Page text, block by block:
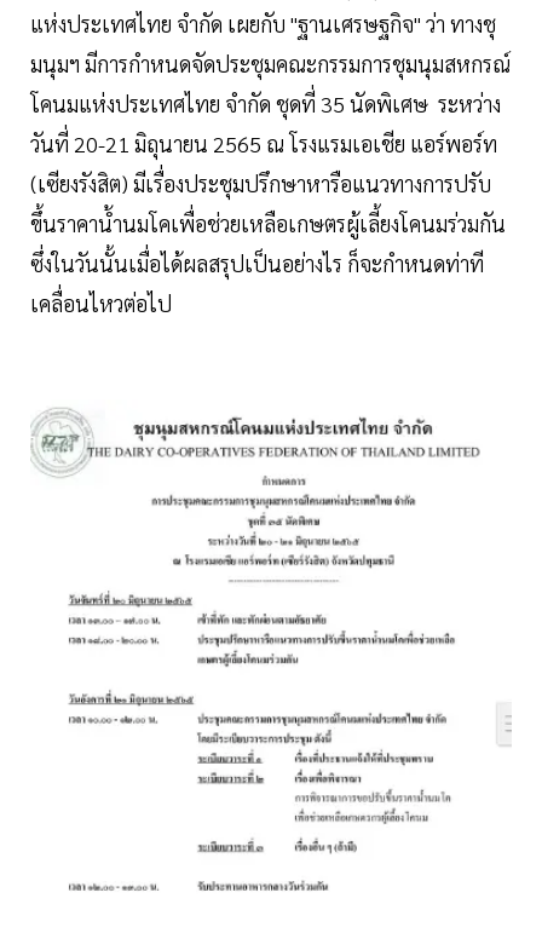
แห่งประเทศไทย จำกัด เผยกับ "ฐานเศรษฐกิจ" ว่า ทางชุ
มนุมฯ มีการกำหนดจัดประชุมคณะกรรมการชุมนุมสหกรณ์
โคนมแห่งประเทศไทย จำกัด ชุดที่ 35 นัดพิเศษ ระหว่าง
วันที่ 20-21 มิถุนายน 2565 ณ โรงแรมเอเชีย แอร์พอร์ท
(เซียงรังสิต) มีเรื่องประชุมปรึกษาหารือแนวทางการปรับ
ขึ้นราคาน้ำนมโคเพื่อช่วยเหลือเกษตรผู้เลี้ยงโคนมร่วมกัน
ซึ่งในวันนั้นเมื่อได้ผลสรุปเป็นอย่างไร ก็จะกำหนดท่าที
เคลื่อนไหวต่อไป